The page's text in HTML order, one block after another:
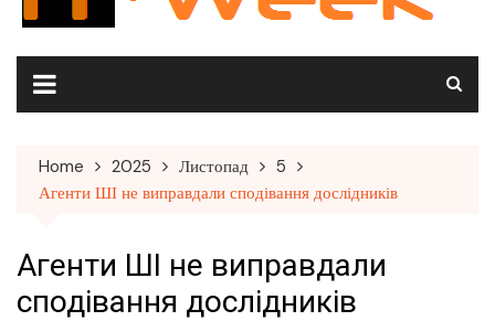
Home 2025 Листопад
5
Агенти ШІ не виправдали сподівання дослідників
Агенти ШІ не виправдали
сподівання дослідників